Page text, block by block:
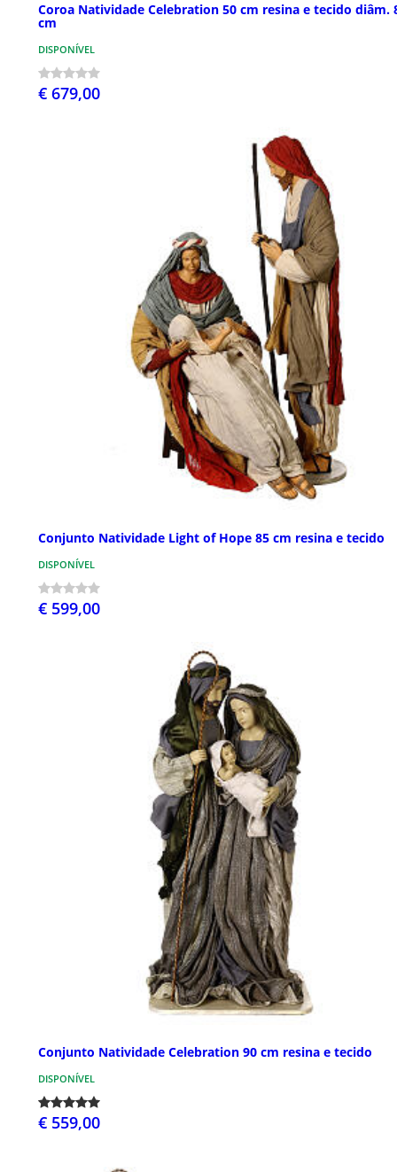
Coroa Natividade Celebration 50 cm resina e tecido diâm.
cm
DISPONÍVEL
€ 679,00
Conjunto Natividade Light of Hope 85 cm resina e tecido
DISPONÍVEL
€ 599,00
Conjunto Natividade Celebration 90 cm resina e tecido
DISPONÍVEL
€ 559,00